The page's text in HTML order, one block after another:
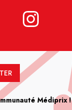
Médiprix !